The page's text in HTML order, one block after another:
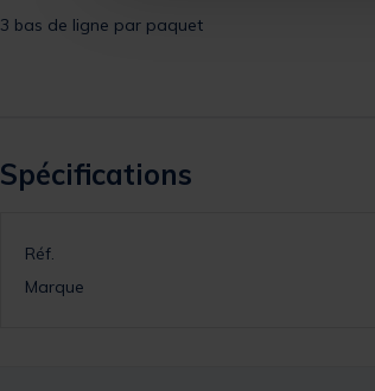
3 bas de ligne par paquet
Spécifications
Réf.
Marque